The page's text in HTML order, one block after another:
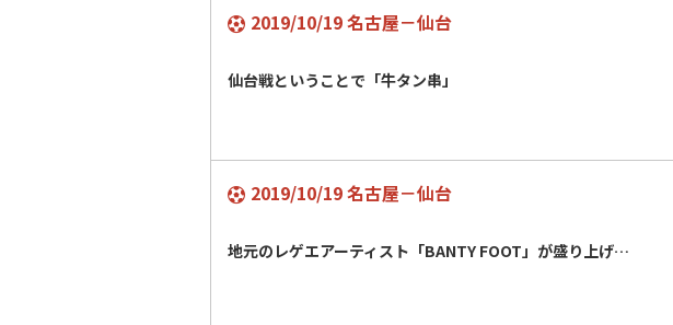
2019/10/19 名古屋－仙台
仙台戦ということで「牛タン串」
2019/10/19 名古屋－仙台
地元のレゲエアーティスト「BANTY FOOT」が盛り上げ…